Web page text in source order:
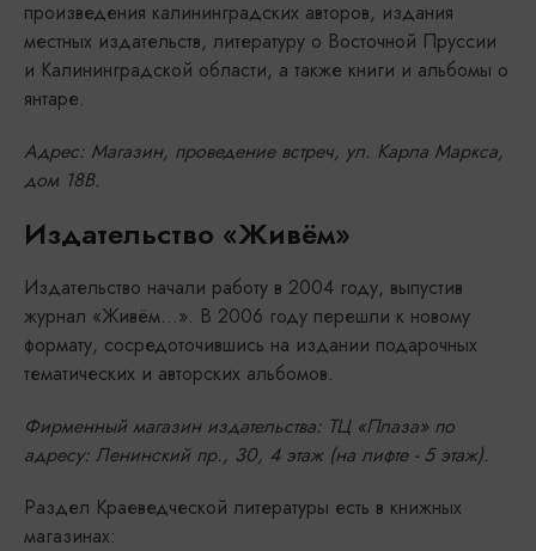
произведения калининградских авторов, издания
местных издательств, литературу о Восточной Пруссии
и Калининградской области, а также книги и альбомы о
янтаре.
Адрес: Магазин, проведение встреч, ул. Карла Маркса,
дом 18В.
Издательство «Живём»
Издательство начали работу в 2004 году, выпустив
журнал «Живём…». В 2006 году перешли к новому
формату, сосредоточившись на издании подарочных
тематических и авторских альбомов.
Фирменный магазин издательства: ТЦ «Плаза» по
адресу: Ленинский пр., 30, 4 этаж (на лифте - 5 этаж).
Раздел Краеведческой литературы есть в книжных
магазинах: